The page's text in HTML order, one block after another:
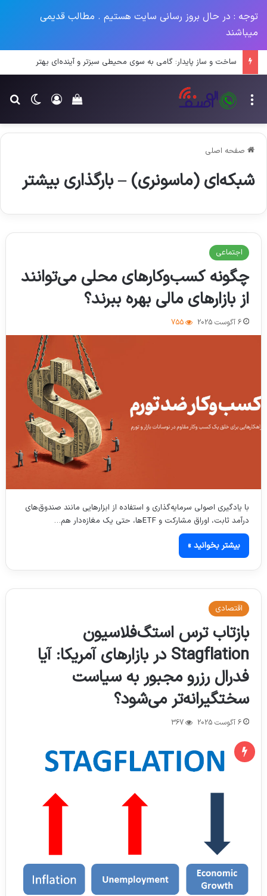
توجه : در حال بروز رسانی سایت هستیم . مطالب قدیمی
میباشند
ساخت و ساز پایدار: گامی به سوی محیطی سبزتر و آینده‌ای بهتر
تغییر ورود
سبد خرید خود منو
صفحه اصلی
شبکه‌ای (ماسونری) – بارگذاری بیشتر
اجتماعی
چگونه کسب‌وکارهای محلی می‌توانند
از بازارهای مالی بهره ببرند؟
6 آگوست 2025 755
با یادگیری اصولی سرمایه‌گذاری و استفاده از ابزارهایی مانند صندوق‌های
درآمد ثابت، اوراق مشارکت و ETFها، حتی یک مغازه‌دار هم…
بیشتر بخوانید »
اقتصادی
بازتاب ترس استگ‌فلاسیون
Stagflation در بازارهای آمریکا: آیا
فدرال رزرو مجبور به سیاست
سختگیرانه‌تر می‌شود؟
6 آگوست 2025 367